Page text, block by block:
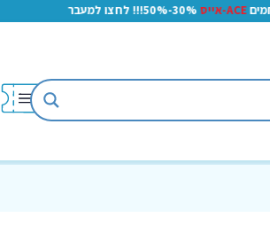
ACE-אייס 30%-50%!!! לחצו למעבר